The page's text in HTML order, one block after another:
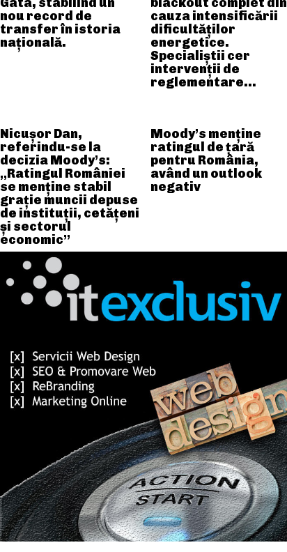
nou record de
transfer în istoria
națională.
cauza intensificării
dificultăților
energetice.
Specialiștii cer
intervenții de
reglementare…
Nicușor Dan,
referindu-se la
decizia Moody’s:
„Ratingul României
se menține stabil
grație muncii depuse
de instituții, cetățeni
și sectorul
economic”
Moody’s menține
ratingul de țară
pentru România,
având un outlook
negativ